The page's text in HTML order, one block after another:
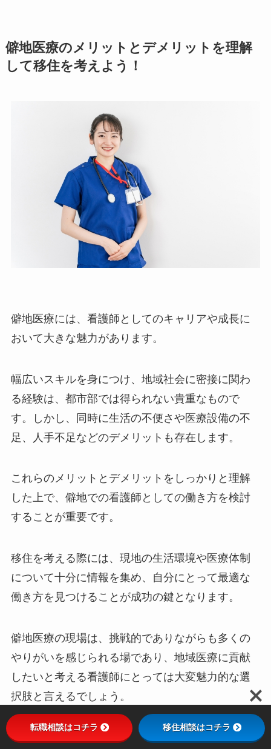
僻地医療のメリットとデメリットを理解
して移住を考えよう！
僻地医療には、看護師としてのキャリアや成長に
おいて大きな魅力があります。
幅広いスキルを身につけ、地域社会に密接に関わ
る経験は、都市部では得られない貴重なもので
す。しかし、同時に生活の不便さや医療設備の不
足、人手不足などのデメリットも存在します。
これらのメリットとデメリットをしっかりと理解
した上で、僻地での看護師としての働き方を検討
することが重要です。
移住を考える際には、現地の生活環境や医療体制
について十分に情報を集め、自分にとって最適な
働き方を見つけることが成功の鍵となります。
僻地医療の現場は、挑戦的でありながらも多くの
やりがいを感じられる場であり、地域医療に貢献
したいと考える看護師にとっては大変魅力的な選
択肢と言えるでしょう。
転職相談はコチラ 移住相談はコチラ